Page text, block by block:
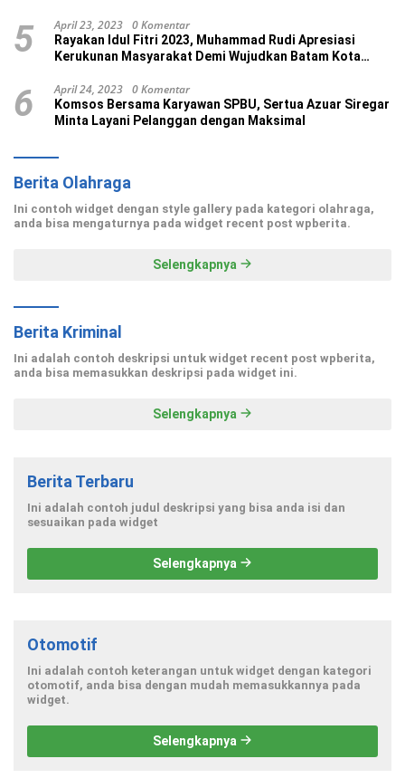
5 April 23, 2023 0 Komentar
Rayakan Idul Fitri 2023, Muhammad Rudi Apresiasi
Kerukunan Masyarakat Demi Wujudkan Batam Kota
6 April 24, 2023 0 Komentar
Komsos Bersama Karyawan SPBU, Sertua Azuar Siregar
Minta Layani Pelanggan dengan Maksimal
Berita Olahraga
Ini contoh widget dengan style gallery pada kategori olahraga,
anda bisa mengaturnya pada widget recent post wpberita.
Selengkapnya
Berita Kriminal
Ini adalah contoh deskripsi untuk widget recent post wpberita,
anda bisa memasukkan deskripsi pada widget ini.
Selengkapnya
Berita Terbaru
Ini adalah contoh judul deskripsi yang bisa anda isi dan
sesuaikan pada widget
Selengkapnya
Otomotif
Ini adalah contoh keterangan untuk widget dengan kategori
otomotif, anda bisa dengan mudah memasukkannya pada
widget.
Selengkapnya